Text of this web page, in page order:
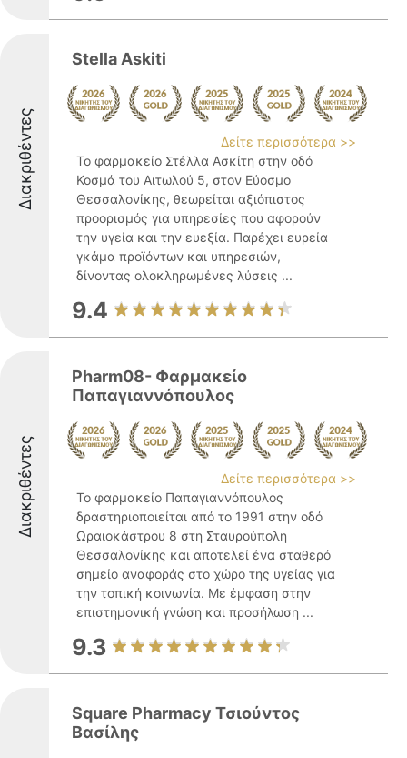
Διακριθέντες
Stella Askiti
Δείτε περισσότερα >>
Το φαρμακείο Στέλλα Ασκίτη στην οδό
Κοσμά του Αιτωλού 5, στον Εύοσμο
Θεσσαλονίκης, θεωρείται αξιόπιστος
προορισμός για υπηρεσίες που αφορούν
την υγεία και την ευεξία. Παρέχει ευρεία
γκάμα προϊόντων και υπηρεσιών,
δίνοντας ολοκληρωμένες λύσεις ...
9.4
Διακριθέντες
Pharm08- Φαρμακείο
Παπαγιαννόπουλος
Δείτε περισσότερα >>
Το φαρμακείο Παπαγιαννόπουλος
δραστηριοποιείται από το 1991 στην οδό
Ωραιοκάστρου 8 στη Σταυρούπολη
Θεσσαλονίκης και αποτελεί ένα σταθερό
σημείο αναφοράς στο χώρο της υγείας για
την τοπική κοινωνία. Με έμφαση στην
επιστημονική γνώση και προσήλωση ...
9.3
Square Pharmacy Τσιούντος
Βασίλης